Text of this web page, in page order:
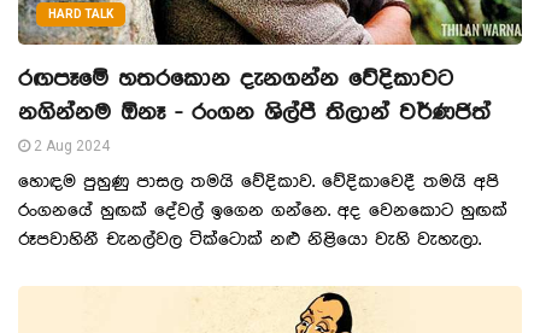
HARD TALK
රඟපෑමේ හතරකොන දැනගන්න වේදිකාවට
නගින්නම ඕනෑ - රංගන ශිල්පී තිලාන් වර්ණජිත්
2 Aug 2024
හොඳම පුහුණු පාසල තමයි වේදිකාව. වේදිකාවෙදී තමයි අපි
රංගනයේ හුඟක් දේවල් ඉගෙන ගන්නෙ. අද වෙනකොට හුඟක්
රූපවාහිනී චැනල්වල ටික්ටොක් නළු නිළියො වැහි වැහැලා.